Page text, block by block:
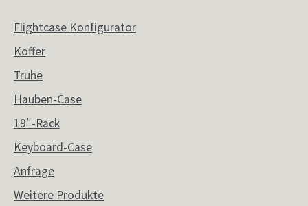
Flightcase Konfigurator
Koffer
Truhe
Hauben-Case
19″-Rack
Keyboard-Case
Anfrage
Weitere Produkte